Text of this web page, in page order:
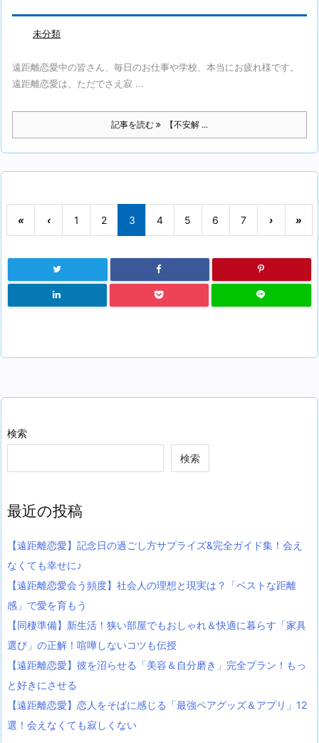
未分類
遠距離恋愛中の皆さん、毎日のお仕事や学校、本当にお疲れ様です。
遠距離恋愛は、ただでさえ寂 ...
記事を読む 【不安解 ...
« ‹ 1 2 3 4 5 6 7 › »
検索
検索
最近の投稿
【遠距離恋愛】記念日の過ごし方サプライズ&完全ガイド集！会え
なくても幸せに♪
【遠距離恋愛会う頻度】社会人の理想と現実は？「ベストな距離
感」で愛を育もう
【同棲準備】新生活！狭い部屋でもおしゃれ＆快適に暮らす「家具
選び」の正解！喧嘩しないコツも伝授
【遠距離恋愛】彼を沼らせる「美容＆自分磨き」完全プラン！もっ
と好きにさせる
【遠距離恋愛】恋人をそばに感じる「最強ペアグッズ＆アプリ」12
選！会えなくても寂しくない